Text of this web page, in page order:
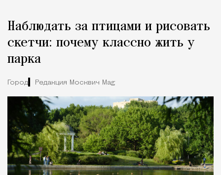
Наблюдать за птицами и рисовать
скетчи: почему классно жить у
парка
Город Редакция Москвич Mag